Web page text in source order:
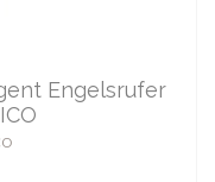
Engelsrufer